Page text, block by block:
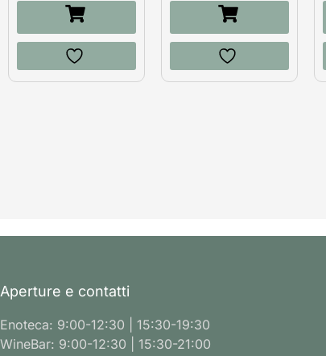
Aperture e contatti
Enoteca: 9:00-12:30 | 15:30-19:30
WineBar: 9:00-12:30 | 15:30-21:00